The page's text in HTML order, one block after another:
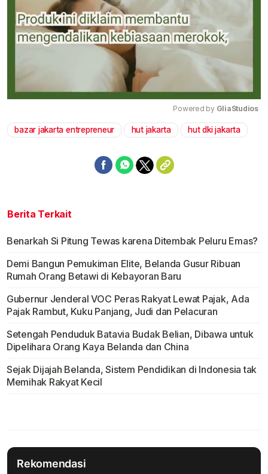
Mute
Powered by GliaStudios
bazar jakarta entrepreneur hut jakarta hut dki jakarta
Berita Terkait
Benarkah Si Pitung Tewas karena Ditembak Peluru Emas?
Demi Bangun Pemukiman Elite, Belanda Gusur Ribuan
Rumah Orang Betawi di Kebayoran Baru
Gubernur Jenderal VOC Peras Rakyat Lewat Pajak, Ada
Pajak Rambut, Kuku Panjang, Judi dan Pelacuran
Setengah Penduduk Batavia Budak Belian, Dibawa untuk
Dipelihara Orang Kaya Belanda dan China
Sejak Dijajah Belanda, Sistem Pendidikan di Indonesia tak
Memihak Rakyat Kecil
Rekomendasi